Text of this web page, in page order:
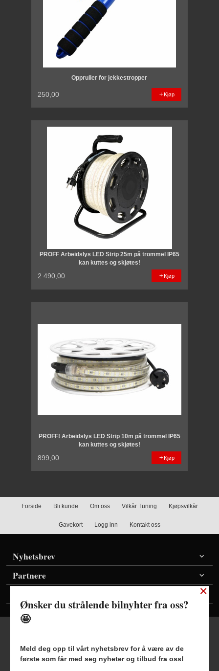
Oppruller for jekkestropper
250,00 Kjøp
PROFF Arbeidslys LED Strip 25m på trommel IP65
kan kuttes og skjøtes!
2 490,00 Kjøp
PROFF! Arbeidslys LED Strip 10m på trommel IP65
kan kuttes og skjøtes!
899,00 Kjøp
Forside Bli kunde Om oss Vilkår Tuning Kjøpsvilkår
Gavekort Logg inn Kontakt oss
Nyhetsbrev
Partnere
Frakt Kjøpsbetingelser Sikkerhet og personvern
×
Ønsker du strålende bilnyhter fra oss?
🤩
Meld deg opp til vårt nyhetsbrev for å være av de
første som får med seg nyheter og tilbud fra oss!